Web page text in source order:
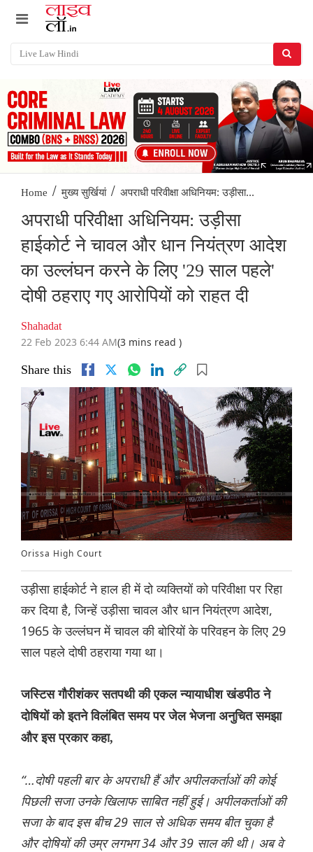
Home / मुख्य सुर्खियां / अपराधी परिवीक्षा अधिनियम: उड़ीसा...
अपराधी परिवीक्षा अधिनियम: उड़ीसा
हाईकोर्ट ने चावल और धान नियंत्रण आदेश
का उल्लंघन करने के लिए '29 साल पहले'
दोषी ठहराए गए आरोपियों को राहत दी
Shahadat
22 Feb 2023 6:44 AM(3 mins read )
Share this
Orissa High Court
उड़ीसा हाईकोर्ट ने हाल ही में दो व्यक्तियों को परिवीक्षा पर रिहा
कर दिया है, जिन्हें उड़ीसा चावल और धान नियंत्रण आदेश,
1965 के उल्लंघन में चावल की बोरियों के परिवहन के लिए 29
साल पहले दोषी ठहराया गया था।
जस्टिस गौरीशंकर सतपथी की एकल न्यायाधीश खंडपीठ ने
दोषियों को इतने विलंबित समय पर जेल भेजना अनुचित समझा
और इस प्रकार कहा,
“…दोषी पहली बार के अपराधी हैं और अपीलकर्ताओं की कोई
पिछली सजा उनके खिलाफ साबित नहीं हुई। अपीलकर्ताओं की
सजा के बाद इस बीच 29 साल से अधिक समय बीत चुका है
और दोषियों की उम्र लगभग 34 और 39 साल की थी। अब वे